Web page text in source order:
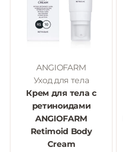
ANGIOFARM
Уход для тела
Крем для тела с
ретиноидами
ANGIOFARM
Retimoid Body
Cream